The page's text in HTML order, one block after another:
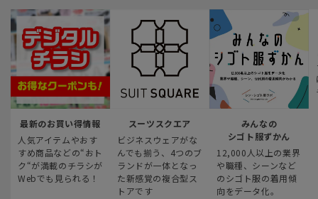
最新のお買い得情報
人気アイテムやおす
すめ商品などの“おト
ク“が満載のチラシが
Webでも見られる！
スーツスクエア
ビジネスウェアがな
んでも揃う、4つのブ
ランドが一体となっ
た新感覚の複合型ス
トアです
みんなの
シゴト服ずかん
12,000人以上の業界
や職種、シーンなど
のシゴト服の着用傾
向をデータ化。